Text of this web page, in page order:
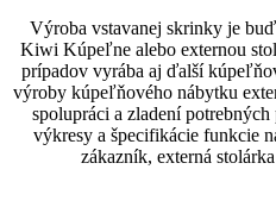
Výroba vstavanej skrinky je
Kiwi Kúpeľne alebo externou
prípadov vyrába aj ďalší
výroby kúpeľňového nábytku
spolupráci a zladení
výkresy a špecifikácie funkcie
zákazník, externá